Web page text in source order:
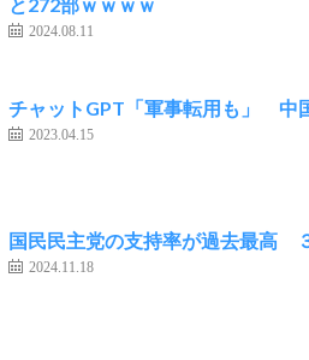
2024.08.11
チャットGPT「軍事転用も」 中
2023.04.15
国民民主党の支持率が過去最高
2024.11.18